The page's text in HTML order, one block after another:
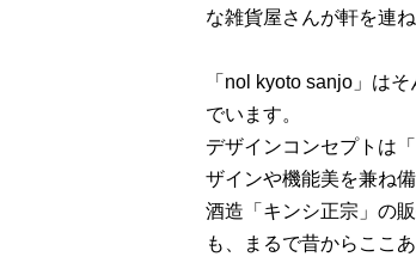
な雑貨屋さんが軒を連
「nol kyoto sanjo」は
でいます。
デザインコンセプトは
ザインや機能美を兼ね
酒造「キンシ正宗」の
も、まるで昔からここ